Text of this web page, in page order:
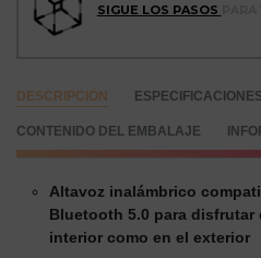
SIGUE LOS PASOS
DESCRIPCIÓN
CONTENIDO DEL EMBALAJE
Altavoz inalámbrico
Bluetooth 5.0 para disfrutar
interior como en el exterior